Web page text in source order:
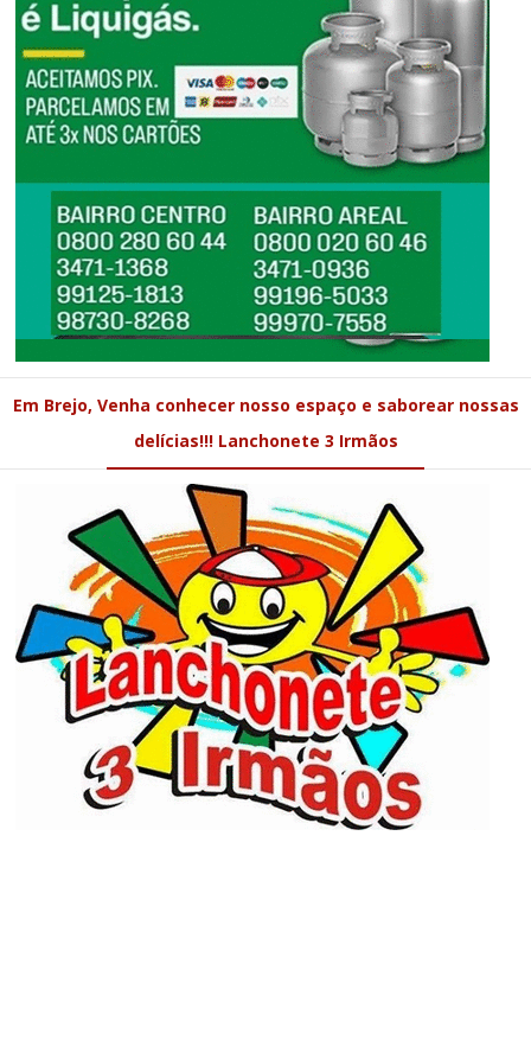
Em Brejo, Venha conhecer nosso espaço e saborear nossas
delícias!!! Lanchonete 3 Irmãos